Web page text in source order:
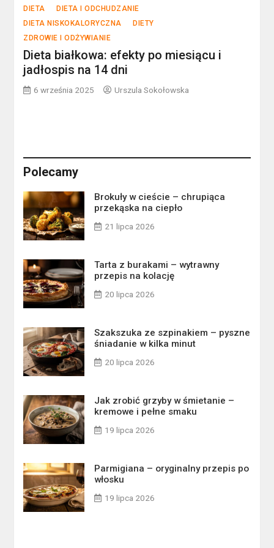
DIETA
DIETA I ODCHUDZANIE
DIETA NISKOKALORYCZNA
DIETY
ZDROWIE I ODŻYWIANIE
Dieta białkowa: efekty po miesiącu i
jadłospis na 14 dni
6 września 2025 Urszula Sokołowska
Polecamy
Brokuły w cieście – chrupiąca
przekąska na ciepło
21 lipca 2026
Tarta z burakami – wytrawny
przepis na kolację
20 lipca 2026
Szakszuka ze szpinakiem – pyszne
śniadanie w kilka minut
20 lipca 2026
Jak zrobić grzyby w śmietanie –
kremowe i pełne smaku
19 lipca 2026
Parmigiana – oryginalny przepis po
włosku
19 lipca 2026